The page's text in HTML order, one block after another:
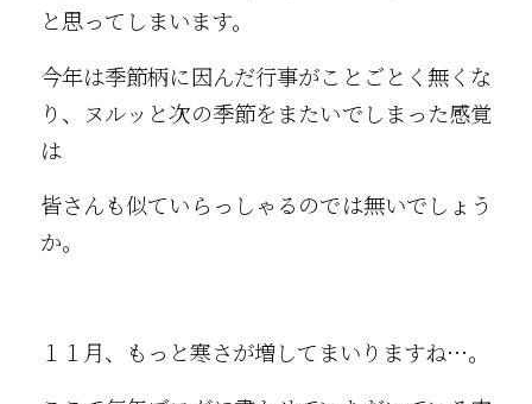
と思ってしまいます。
今年は季節柄に因んだ行事がことごとく無くな
り、ヌルッと次の季節をまたいでしまった感覚
は
皆さんも似ていらっしゃるのでは無いでしょう
か。
１１月、もっと寒さが増してまいりますね…。